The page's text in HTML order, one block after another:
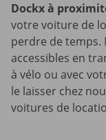
Dockx à
votre voiture de
perdre de temps.
accessibles en
à vélo ou avec
le laisser chez
voitures de